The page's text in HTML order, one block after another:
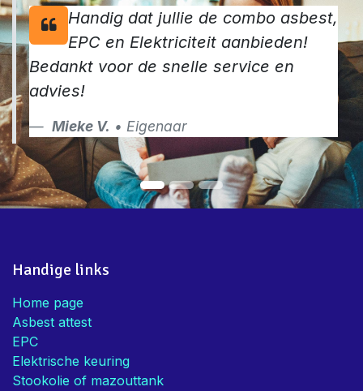
Handig dat jullie de combo asbest,
EPC en Elektriciteit aanbieden!
Bedankt voor de snelle service en
advies!
Mieke V. • Eigenaar
Handige links
Home page
Asbest attest
EPC
Elektrische keuring
Stookolie of mazouttank